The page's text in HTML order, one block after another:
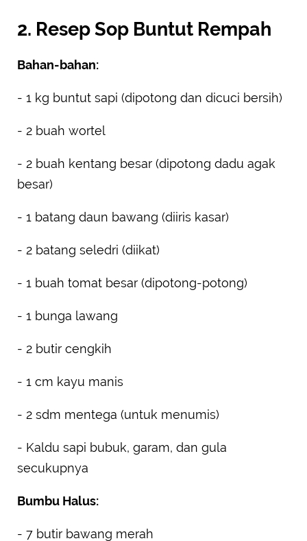
2. Resep Sop Buntut Rempah
Bahan-bahan:
- 1 kg buntut sapi (dipotong dan dicuci bersih)
- 2 buah wortel
- 2 buah kentang besar (dipotong dadu agak
besar)
- 1 batang daun bawang (diiris kasar)
- 2 batang seledri (diikat)
- 1 buah tomat besar (dipotong-potong)
- 1 bunga lawang
- 2 butir cengkih
- 1 cm kayu manis
- 2 sdm mentega (untuk menumis)
- Kaldu sapi bubuk, garam, dan gula
secukupnya
Bumbu Halus:
- 7 butir bawang merah